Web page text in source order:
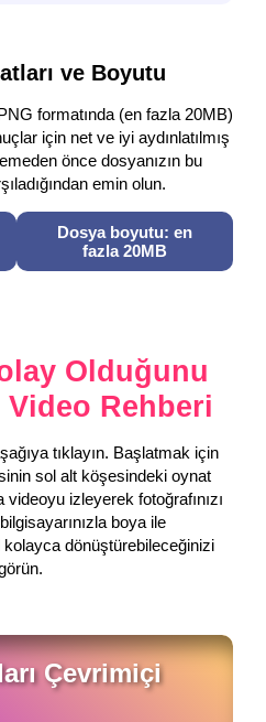
ve Boyutu
formatında (en fazla 20MB)
için net ve iyi aydınlatılmış
önce dosyanızın bu
emin olun.
Dosya boyutu: en
fazla 20MB
Olduğunu
Video Rehberi
tıklayın. Başlatmak için
sol alt köşesindeki oynat
izleyerek fotoğrafınızı
boya ile
kolayca dönüştürebileceğinizi
Çevrimiçi